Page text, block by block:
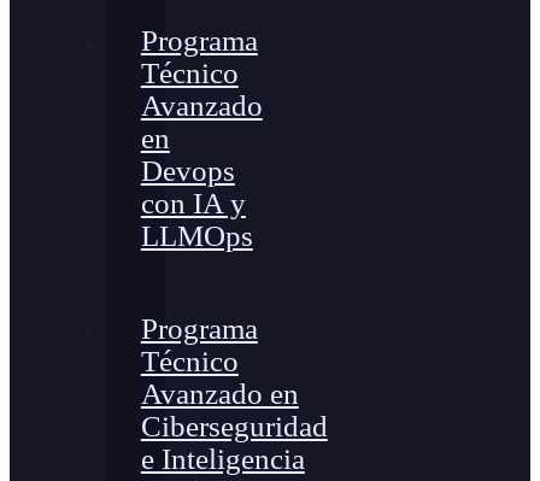
Programa
Técnico
Avanzado
en
Devops
con IA y
LLMOps
Programa
Técnico
Avanzado en
Ciberseguridad
e Inteligencia